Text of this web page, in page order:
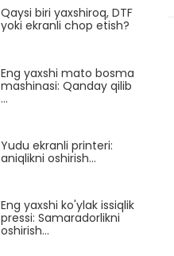
Qaysi biri yaxshiroq, DTF
yoki ekranli chop etish?
Eng yaxshi mato bosma
mashinasi: Qanday qilib
...
Yudu ekranli printeri:
aniqlikni oshirish...
Eng yaxshi ko'ylak issiqlik
pressi: Samaradorlikni
oshirish...